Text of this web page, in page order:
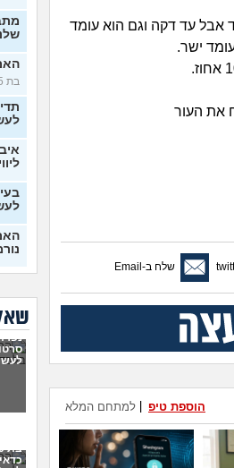
אבל עד דקה וגם הוא עומד
ישר.
את העור
שלח ב-Email
למתחם המלא הוספת טיפ
בת 25)
ליווי
6
לא
מה